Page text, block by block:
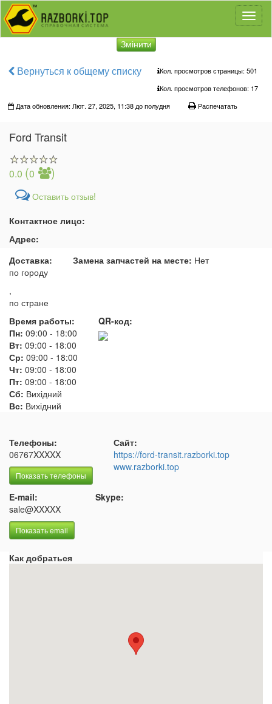
Змінити
Вернуться к общему списку
Кол. просмотров страницы: 501
Кол. просмотров телефонов: 17
Дата обновления: Лют. 27, 2025, 11:38 до полудня
Распечатать
Ford Transit
0.0 (0 )
Оставить отзыв!
Контактное лицо:
Адрес:
Доставка:
по городу
,
по стране
Замена запчастей на месте: Нет
Время работы:
Пн: 09:00 - 18:00
Вт: 09:00 - 18:00
Ср: 09:00 - 18:00
Чт: 09:00 - 18:00
Пт: 09:00 - 18:00
Сб: Вихідний
Вс: Вихідний
QR-код:
Телефоны:
06767XXXXX
Показать телефоны
Сайт:
https://ford-transit.razborki.top
www.razborki.top
E-mail:
sale@XXXXX
Показать email
Skype:
Как добраться